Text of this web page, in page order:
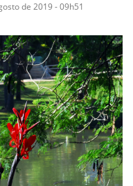
de 2019 - 09h51